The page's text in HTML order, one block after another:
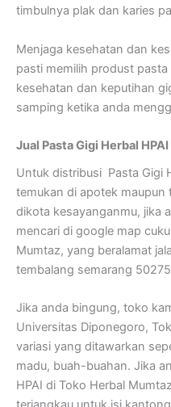
timbulnya plak dan karies
Menjaga kesehatan dan
pasti memilih produst
kesehatan dan keputihan
samping ketika anda
Jual Pasta Gigi Herbal HPAI
Untuk distribusi Pasta Gigi
temukan di apotek
dikota kesayanganmu, jika
mencari di google map
Mumtaz, yang beralamat
tembalang semarang
Jika anda bingung, toko
Universitas Diponegoro,
variasi yang ditawarkan
madu, buah-buahan. Jika
HPAI di Toko Herbal